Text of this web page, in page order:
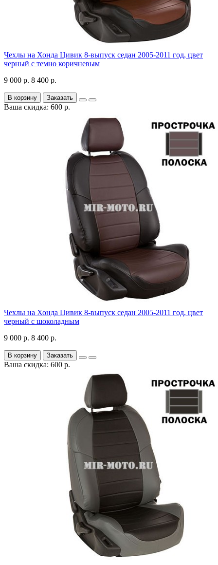
Чехлы на Хонда Цивик 8-выпуск седан 2005-2011 год, цвет
черный с темно коричневым
9 000 р. 8 400 р.
В корзину Заказать
Ваша скидка: 600 р.
Чехлы на Хонда Цивик 8-выпуск седан 2005-2011 год, цвет
черный с шоколадным
9 000 р. 8 400 р.
В корзину Заказать
Ваша скидка: 600 р.